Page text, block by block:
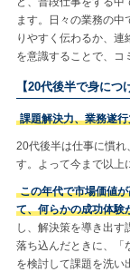
ます。日々の業務の
りやすく伝わるか、
を意識することで、コ
【20代後半で身につ
課題解決力、業務遂
20代後半は仕事に慣
す。よって今まで以上
この年代で市場価値
て、何らかの成功体験
し、解決策を導き出
落ち込んだときに、「
を検討して課題を洗い